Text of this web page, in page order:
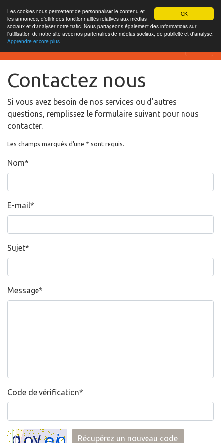
OK
Les cookies nous permettent de personnaliser le contenu et
les annonces, d'offrir des fonctionnalités relatives aux médias
sociaux et d'analyser notre trafic. Nous partageons également des informations sur
l'utilisation de notre site avec nos partenaires de médias sociaux, de publicité et d'analyse.
Apprendre encore plus
Website Review
Contactez nous
Si vous avez besoin de nos services ou d'autres
questions, remplissez le formulaire suivant pour nous
contacter.
Les champs marqués d'une * sont requis.
Nom*
E-mail*
Sujet*
Message*
Code de vérification*